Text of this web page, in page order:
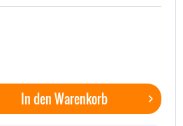
In denWarenkorb